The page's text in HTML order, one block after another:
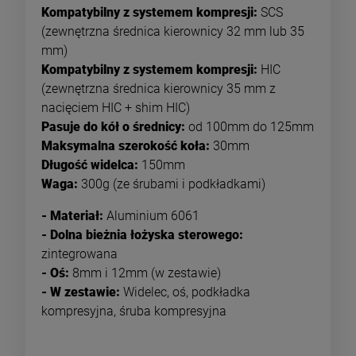
Kompatybilny z systemem kompresji: SCS
(zewnętrzna średnica kierownicy 32 mm lub 35
mm)
Kompatybilny z systemem kompresji: HIC
(zewnętrzna średnica kierownicy 35 mm z
nacięciem HIC + shim HIC)
Pasuje do kół o średnicy: od 100mm do 125mm
Maksymalna szerokość koła: 30mm
Długość widelca: 150mm
Waga: 300g (ze śrubami i podkładkami)
- Materiał: Aluminium 6061
- Dolna bieżnia łożyska sterowego:
zintegrowana
- Oś: 8mm i 12mm (w zestawie)
- W zestawie: Widelec, oś, podkładka
kompresyjna, śruba kompresyjna